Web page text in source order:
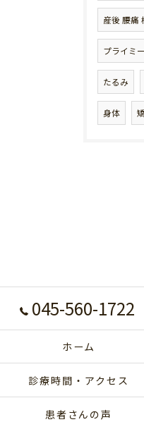
産後 腰痛
プライミ
たるみ
身体
045-560-1722
ホーム
診療時間・アクセス
患者さんの声